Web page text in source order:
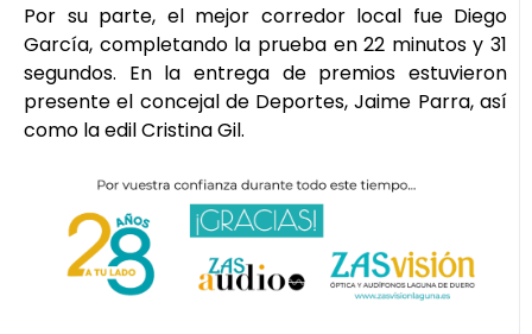
Por su parte, el mejor corredor local fue Diego
García, completando la prueba en 22 minutos y 31
segundos. En la entrega de premios estuvieron
presente el concejal de Deportes, Jaime Parra, así
como la edil Cristina Gil.